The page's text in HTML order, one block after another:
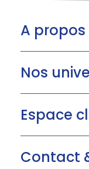
A propos
Nos
Espace
Contact